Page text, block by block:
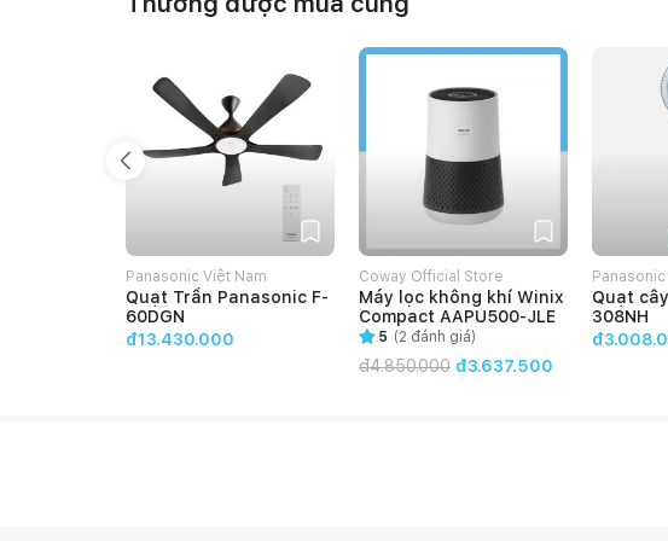
Panasonic Việt Nam
Quạt Trần Panasonic F-
60DGN
đ13.430.000
Coway Official Store
Máy lọc không khí Winix
Compact AAPU500-JLE
5 (2 đánh giá)
đ4.850.000 đ3.637.500
Quạt
308NH